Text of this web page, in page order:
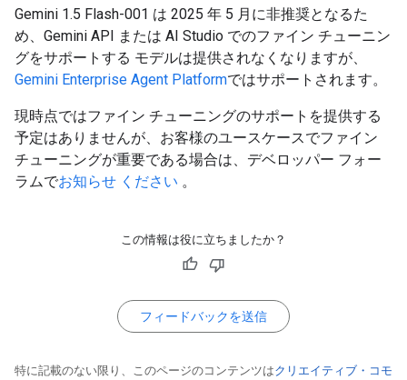
Gemini 1.5 Flash-001 は 2025 年 5 月に非推奨となるた
め、Gemini API または AI Studio でのファイン チューニン
グをサポートする モデルは提供されなくなりますが、
Gemini Enterprise Agent Platformではサポートされます。
現時点ではファイン チューニングのサポートを提供する
予定はありませんが、お客様のユースケースでファイン
チューニングが重要である場合は、デベロッパー フォー
ラムでお知らせ ください 。
この情報は役に立ちましたか？
フィードバックを送信
特に記載のない限り、このページのコンテンツはクリエイティブ・コモ